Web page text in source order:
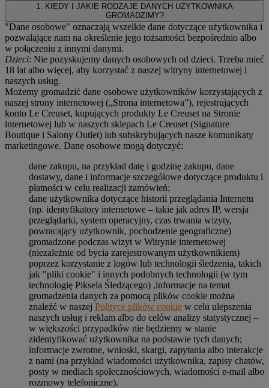
1. KIEDY I JAKIE RODZAJE DANYCH UŻYTKOWNIKA
GROMADZIMY?
"Dane osobowe" oznaczają wszelkie dane dotyczące użytkownika i
pozwalające nam na określenie jego tożsamości bezpośrednio albo
w połączeniu z innymi danymi.
Dzieci: Nie pozyskujemy danych osobowych od dzieci. Trzeba mieć
18 lat albo więcej, aby korzystać z naszej witryny internetowej i
naszych usług.
Możemy gromadzić dane osobowe użytkowników korzystających z
naszej strony internetowej („Strona internetowa”), rejestrujących
konto Le Creuset, kupujących produkty Le Creuset na Stronie
internetowej lub w naszych sklepach Le Creuset (Signature
Boutique i Salony Outlet) lub subskrybujących nasze komunikaty
marketingowe. Dane osobowe mogą dotyczyć:
dane zakupu, na przykład datę i godzinę zakupu, dane
dostawy, dane i informacje szczegółowe dotyczące produktu i
płatności w celu realizacji zamówień;
dane użytkownika dotyczące historii przeglądania Internetu
(np. identyfikatory internetowe – takie jak adres IP, wersja
przeglądarki, system operacyjny, czas trwania wizyty,
powracający użytkownik, pochodzenie geograficzne)
gromadzone podczas wizyt w Witrynie internetowej
(niezależnie od bycia zarejestrowanym użytkownikiem)
poprzez korzystanie z logów lub technologii śledzenia, takich
jak "pliki cookie" i innych podobnych technologii (w tym
technologię Piksela Śledzącego) ,informacje na temat
gromadzenia danych za pomocą plików cookie można
znaleźć w naszej Polityce plików cookie w celu ulepszenia
naszych usług i reklam albo do celów analizy statystycznej –
w większości przypadków nie będziemy w stanie
zidentyfikować użytkownika na podstawie tych danych;
informacje zwrotne, wnioski, skargi, zapytania albo interakcje
z nami (na przykład wiadomości użytkownika, zapisy chatów,
posty w mediach społecznościowych, wiadomości e-mail albo
rozmowy telefoniczne).